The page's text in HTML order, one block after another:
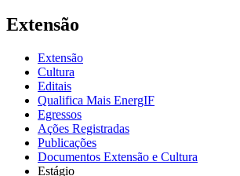
Extensão
Extensão
Cultura
Editais
Qualifica Mais EnergIF
Egressos
Ações Registradas
Publicações
Documentos Extensão e Cultura
Estágio